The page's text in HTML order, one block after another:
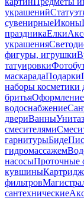
украшений
сувенирныеИконы
праздникаЕлки
украшения
фигуры, игрушки
татуировки
маскарадаПодарки
наборы косметики
бритьяОформление
водоснабжение
двериВанны
смесителями
гарнитурыБиде
гидромассажем
насосыПроточные
кувшины
фильтров
сантехнические